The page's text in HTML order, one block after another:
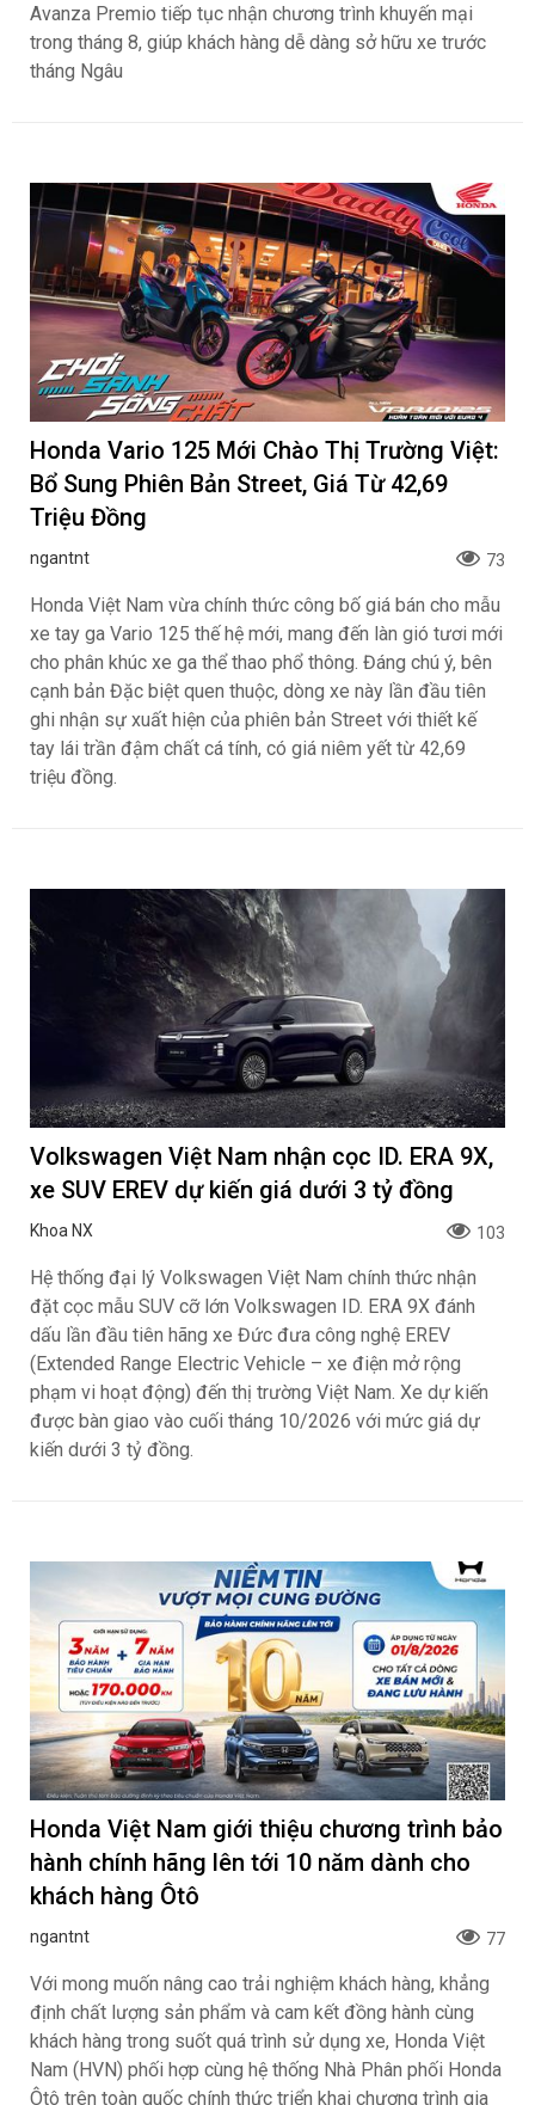
Avanza Premio tiếp tục nhận chương trình khuyến mại
trong tháng 8, giúp khách hàng dễ dàng sở hữu xe trước
tháng Ngâu
Honda Vario 125 Mới Chào Thị Trường Việt:
Bổ Sung Phiên Bản Street, Giá Từ 42,69
Triệu Đồng
ngantnt 73
Honda Việt Nam vừa chính thức công bố giá bán cho mẫu
xe tay ga Vario 125 thế hệ mới, mang đến làn gió tươi mới
cho phân khúc xe ga thể thao phổ thông. Đáng chú ý, bên
cạnh bản Đặc biệt quen thuộc, dòng xe này lần đầu tiên
ghi nhận sự xuất hiện của phiên bản Street với thiết kế
tay lái trần đậm chất cá tính, có giá niêm yết từ 42,69
triệu đồng.
Volkswagen Việt Nam nhận cọc ID. ERA 9X,
xe SUV EREV dự kiến giá dưới 3 tỷ đồng
Khoa NX 103
Hệ thống đại lý Volkswagen Việt Nam chính thức nhận
đặt cọc mẫu SUV cỡ lớn Volkswagen ID. ERA 9X đánh
dấu lần đầu tiên hãng xe Đức đưa công nghệ EREV
(Extended Range Electric Vehicle – xe điện mở rộng
phạm vi hoạt động) đến thị trường Việt Nam. Xe dự kiến
được bàn giao vào cuối tháng 10/2026 với mức giá dự
kiến dưới 3 tỷ đồng.
Honda Việt Nam giới thiệu chương trình bảo
hành chính hãng lên tới 10 năm dành cho
khách hàng Ôtô
ngantnt 77
Với mong muốn nâng cao trải nghiệm khách hàng, khẳng
định chất lượng sản phẩm và cam kết đồng hành cùng
khách hàng trong suốt quá trình sử dụng xe, Honda Việt
Nam (HVN) phối hợp cùng hệ thống Nhà Phân phối Honda
Ôtô trên toàn quốc chính thức triển khai chương trình gia